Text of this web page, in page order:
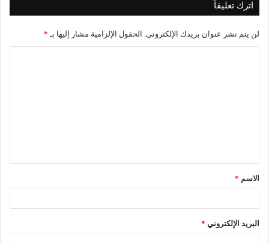
اترك تعليقاً
لن يتم نشر عنوان بريدك الإلكتروني. الحقول الإلزامية مشار إليها بـ *
ق
*الاسم *
البريد الإلكتروني *